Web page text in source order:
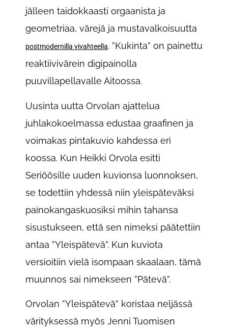
jälleen taidokkaasti orgaanista ja
geometriaa, värejä ja mustavalkoisuutta
postmodernilla vivahteella. ”Kukinta” on painettu
reaktiivivärein digipainolla
puuvillapellavalle Aitoossa.
Uusinta uutta Orvolan ajattelua
juhlakokoelmassa edustaa graafinen ja
voimakas pintakuvio kahdessa eri
koossa. Kun Heikki Orvola esitti
Seriöösille uuden kuvionsa luonnoksen,
se todettiin yhdessä niin yleispäteväksi
painokangaskuosiksi mihin tahansa
sisustukseen, että sen nimeksi päätettiin
antaa ”Yleispätevä”. Kun kuviota
versioitiin vielä isompaan skaalaan, tämä
muunnos sai nimekseen ”Pätevä”.
Orvolan ”Yleispätevä” koristaa neljässä
värityksessä myös Jenni Tuomisen